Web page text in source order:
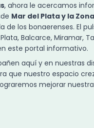
, ahora le acercamos
Mar del Plata y la Zona
los bonaerenses. El
Balcarce, Miramar,
este portal informativo.
aquí y en nuestras
que nuestro espacio
mejorar